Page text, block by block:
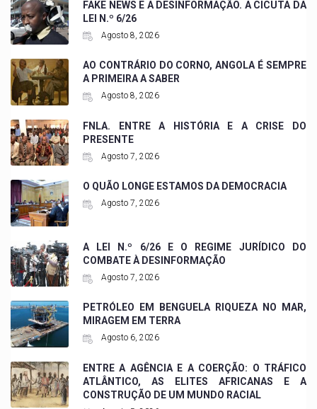
FAKE NEWS E A DESINFORMAÇÃO. A CICUTA DA
LEI N.º 6/26
Agosto 8, 2026
AO CONTRÁRIO DO CORNO, ANGOLA É SEMPRE
A PRIMEIRA A SABER
Agosto 8, 2026
FNLA. ENTRE A HISTÓRIA E A CRISE DO
PRESENTE
Agosto 7, 2026
O QUÃO LONGE ESTAMOS DA DEMOCRACIA
Agosto 7, 2026
A LEI N.º 6/26 E O REGIME JURÍDICO DO
COMBATE À DESINFORMAÇÃO
Agosto 7, 2026
PETRÓLEO EM BENGUELA RIQUEZA NO MAR,
MIRAGEM EM TERRA
Agosto 6, 2026
ENTRE A AGÊNCIA E A COERÇÃO: O TRÁFICO
ATLÂNTICO, AS ELITES AFRICANAS E A
CONSTRUÇÃO DE UM MUNDO RACIAL